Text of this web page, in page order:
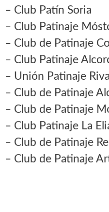
– Club Patín Soria
– Club Patinaje
– Club de Patinaje
– Club Patinaje
– Unión Patinaje
– Club de Patinaje
– Club de Patinaje
– Club Patinaje La
– Club de Patinaje
– Club de Patinaje